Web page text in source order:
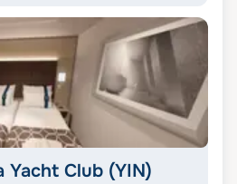
Yacht Club (YIN)